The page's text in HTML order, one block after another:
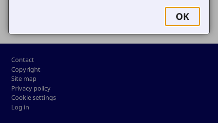
Footer
Contact
Copyright
Site map
Privacy policy
Cookie settings
Log in
OK